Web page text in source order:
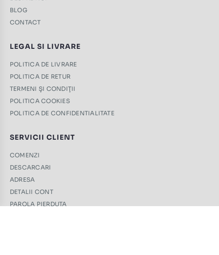
BLOG
CONTACT
LEGAL SI LIVRARE
POLITICA DE LIVRARE
POLITICA DE RETUR
TERMENI ŞI CONDIŢII
POLITICA COOKIES
POLITICA DE CONFIDENTIALITATE
SERVICII CLIENT
COMENZI
DESCARCARI
ADRESA
DETALII CONT
PAROLA PIERDUTA